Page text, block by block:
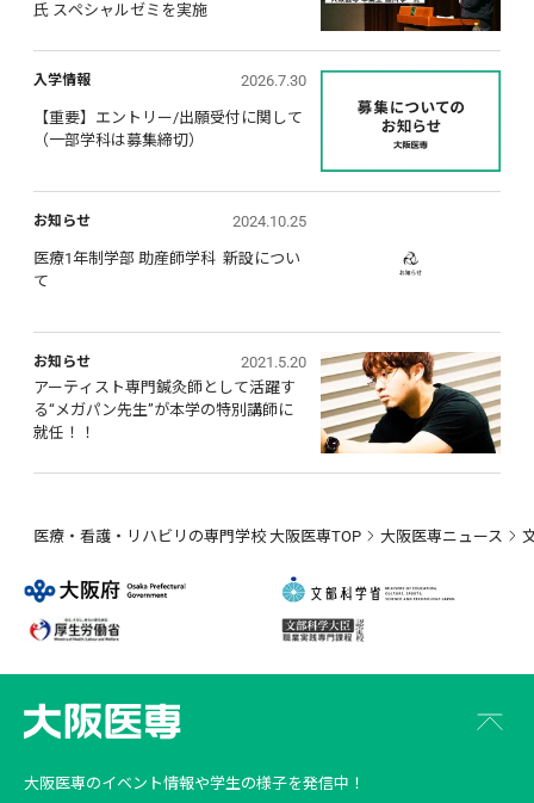
氏 スペシャルゼミを実施
入学情報 2026.7.30
【重要】エントリー/出願受付に関して
（一部学科は募集締切）
お知らせ 2024.10.25
医療1年制学部 助産師学科  新設につい
て
お知らせ
2021.5.20
アーティスト専門鍼灸師として活躍す
る“メガパン先生”が本学の特別講師に
就任！！
医療・看護・リハビリの専門学校 大阪医専TOP 大阪医専ニュース
大阪医専のイベント情報や学生の様子を発信中！